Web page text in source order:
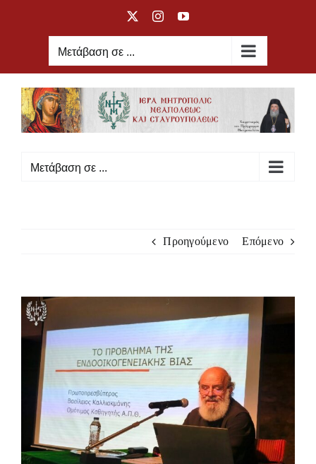
X InstagramYouTube
Μετάβαση σε ...
Μετάβαση σε ...
Προηγούμενο Επόμενο
Προβολή
μεγαλύτερης
εικόνας